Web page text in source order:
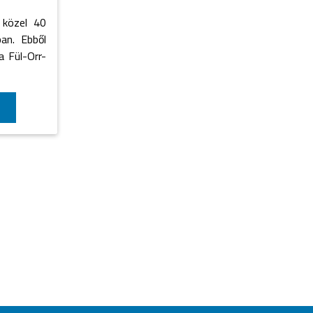
40
Ebből
Fül-Orr-